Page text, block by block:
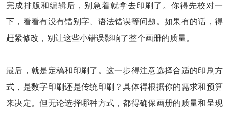
完成排版和编辑后，别急着就拿去印刷了。你得先校对一
下，看看有没有错别字、语法错误等问题。如果有的话，得
赶紧修改，别让这些小错误影响了整个画册的质量。
最后，就是定稿和印刷了。这一步得注意选择合适的印刷方
式，是数字印刷还是传统印刷？具体得根据你的需求和预算
来决定。但无论选择哪种方式，都得确保画册的质量和呈现